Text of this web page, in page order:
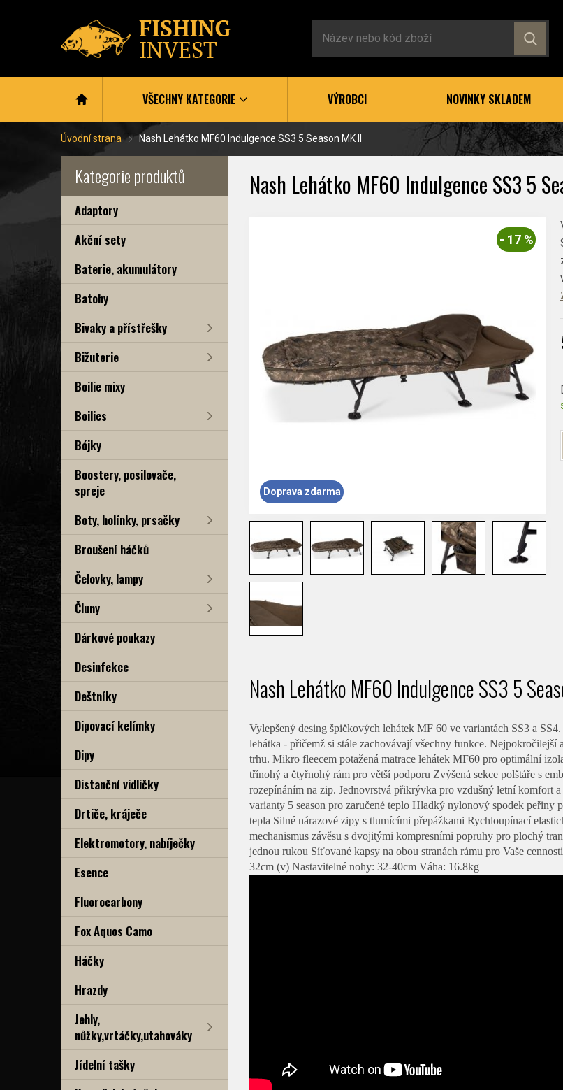
VŠECHNY KATEGORIE VÝROBCI NOVINKY SKLADEM
Úvodní strana Nash Lehátko MF60 Indulgence SS3 5 Season MK II
Kategorie produktů
Adaptory
Akční sety
Baterie, akumulátory
Batohy
Bivaky a přístřešky
Bižuterie
Boilie mixy
Boilies
Bójky
Boostery, posilovače,
spreje
Boty, holínky, prsačky
Broušení háčků
Čelovky, lampy
Čluny
Dárkové poukazy
Desinfekce
Deštníky
Dipovací kelímky
Dipy
Distanční vidličky
Drtiče, kráječe
Elektromotory, nabíječky
Esence
Fluorocarbony
Fox Aquos Camo
Háčky
Hrazdy
Jehly,
nůžky,vrtáčky,utahováky
Jídelní tašky
Nash Lehátko MF60 Indulgence SS3 5
- 17 %
Doprava zdarma
Nash Lehátko MF60 Indulgence SS3 5
Vylepšený desing špičkových lehátek MF 60 ve variantách SS3 a
lehátka - přičemž si stále zachovávají všechny funkce.
trhu. Mikro fleecem potažená matrace lehátek MF60 pro optimální
třínohý a čtyřnohý rám pro větší podporu Zvýšená sekce polštáře s
rozepínáním na zip. Jednovrstvá přikrývka pro vzdušný letní komfort
varianty 5 season pro zaručené teplo Hladký nylonový spodek
tepla Silné nárazové zipy s tlumícími přepážkami Rychloupínací
mechanismus závěsu s dvojitými kompresními popruhy pro plochý
jednou rukou Síťované kapsy na obou stranách rámu pro Vaše
32cm (v) Nastavitelné nohy: 32-40cm Váha: 16.8kg